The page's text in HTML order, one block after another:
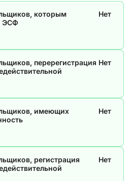
которым
ЭСФ
Нет
перерегистрация Нет
имеющих
Нет
регистрация
Нет